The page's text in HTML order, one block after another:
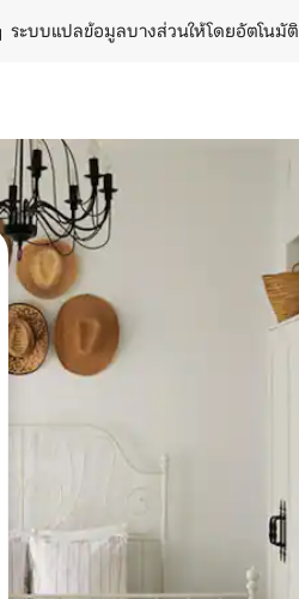
ระบบแปลข้อมูลบางส่วนให้โดยอัตโนมัติ